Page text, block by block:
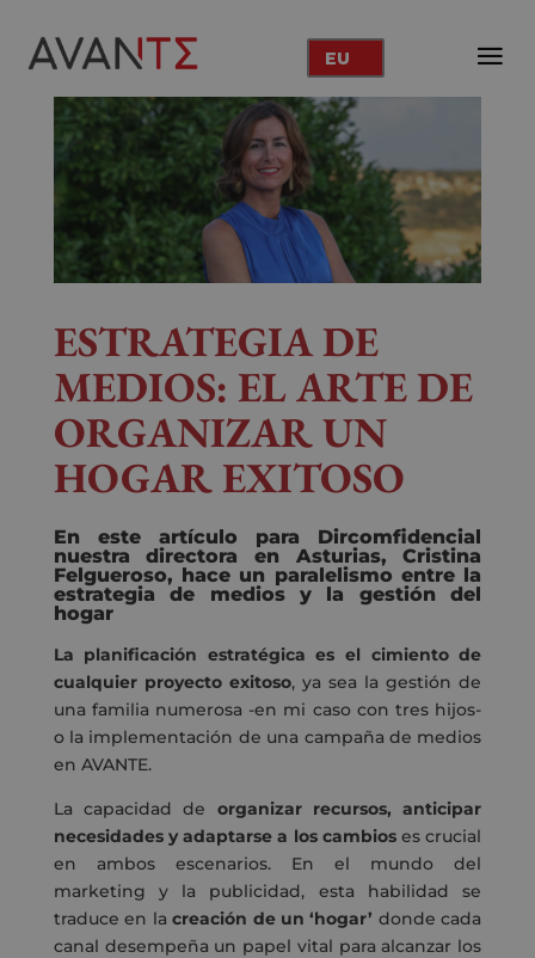
EU
ESTRATEGIA DE
MEDIOS: EL ARTE DE
ORGANIZAR UN
HOGAR EXITOSO
En este artículo para Dircomfidencial
nuestra directora en Asturias, Cristina
Felgueroso, hace un paralelismo entre la
estrategia de medios y la gestión del
hogar
La planificación estratégica es el cimiento de
cualquier proyecto exitoso, ya sea la gestión de
una familia numerosa -en mi caso con tres hijos-
o la implementación de una campaña de medios
en AVANTE.
La capacidad de
organizar recursos, anticipar
necesidades y adaptarse a los cambios es crucial
en ambos escenarios. En el mundo del
marketing y la publicidad, esta habilidad se
traduce en la creación de un ‘hogar’ donde cada
canal desempeña un papel vital para alcanzar los